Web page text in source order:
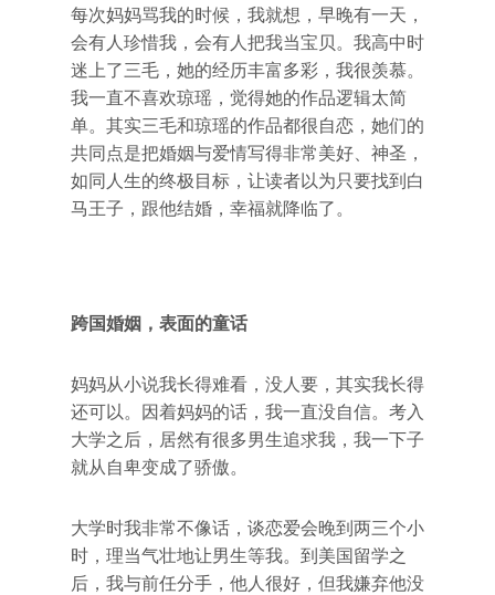
每次妈妈骂我的时候，我就想，早晚有一天，
会有人珍惜我，会有人把我当宝贝。我高中时
迷上了三毛，她的经历丰富多彩，我很羡慕。
我一直不喜欢琼瑶，觉得她的作品逻辑太简
单。其实三毛和琼瑶的作品都很自恋，她们的
共同点是把婚姻与爱情写得非常美好、神圣，
如同人生的终极目标，让读者以为只要找到白
马王子，跟他结婚，幸福就降临了。
跨国婚姻，表面的童话
妈妈从小说我长得难看，没人要，其实我长得
还可以。因着妈妈的话，我一直没自信。考入
大学之后，居然有很多男生追求我，我一下子
就从自卑变成了骄傲。
大学时我非常不像话，谈恋爱会晚到两三个小
时，理当气壮地让男生等我。到美国留学之
后，我与前任分手，他人很好，但我嫌弃他没